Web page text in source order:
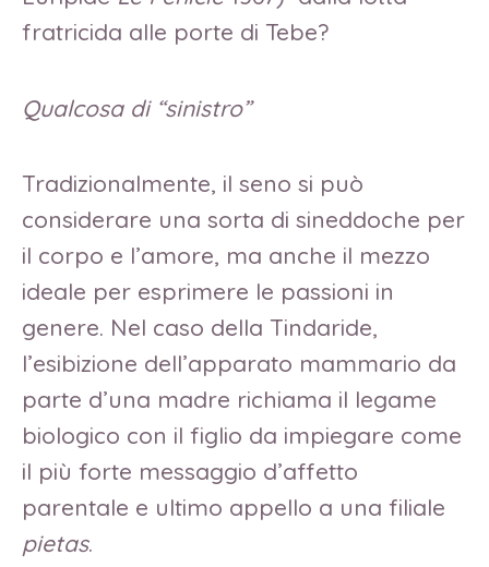
fratricida alle porte di Tebe?
Qualcosa di “sinistro”
Tradizionalmente, il seno si può
considerare una sorta di sineddoche per
il corpo e l’amore, ma anche il mezzo
ideale per esprimere le passioni in
genere. Nel caso della Tindaride,
l’esibizione dell’apparato mammario da
parte d’una madre richiama il legame
biologico con il figlio da impiegare come
il più forte messaggio d’affetto
parentale e ultimo appello a una filiale
pietas.